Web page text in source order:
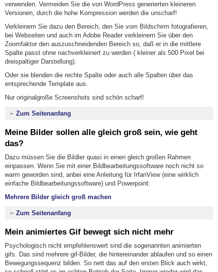
verwenden. Vermeiden Sie die von WordPress generierten kleineren
Versionen, durch die hohe Kompression werden die unscharf!
Verkleinern Sie dazu den Bereich, den Sie vom Bildschirm fotografieren,
bei Webseiten und auch im Adobe Reader verkleinern Sie über den
Zoomfaktor den auszuschneidenden Bereich so, daß er in die mittlere
Spalte passt ohne nachverkleinert zu werden ( kleiner als 500 Pixel bei
dreispaltiger Darstellung).
Oder sie blenden die rechte Spalte oder auch alle Spalten über das
entsprechende Template aus.
Nur originalgroße Screenshots sind schön scharf!
Zum Seitenanfang
Meine Bilder sollen alle gleich groß sein, wie geht
das?
Dazu müssen Sie die Bildler quasi in einen gleich großen Rahmen
einpassen. Wenn Sie mit einer Bildbearbeitungssoftware noch nicht so
warm geworden sind, anbei eine Anleitung für IrfanView (eine wirklich
einfache Bildbearbeitungssoftware) und Powerpoint:
Mehrere Bilder gleich groß machen
Zum Seitenanfang
Mein animiertes Gif bewegt sich nicht mehr
Psychologisch nicht empfehlenswert sind die sogenannten animierten
gifs. Das sind mehrere gif-Bilder, die hintereinander ablaufen und so einen
Bewegungssequenz bilden. So nett das auf den ersten Blick auch wirkt,